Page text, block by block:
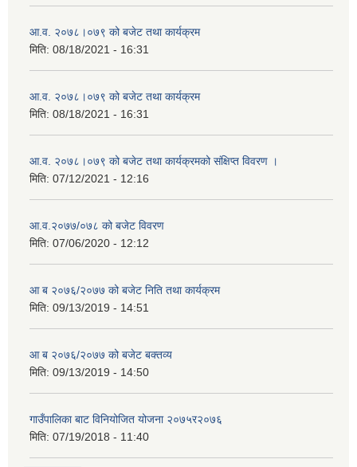
आ.व. २०७८।०७९ को बजेट तथा कार्यक्रम
मिति: 08/18/2021 - 16:31
आ.व. २०७८।०७९ को बजेट तथा कार्यक्रम
मिति: 08/18/2021 - 16:31
आ.व. २०७८।०७९ को बजेट तथा कार्यक्रमको संक्षिप्त विवरण ।
मिति: 07/12/2021 - 12:16
आ.व.२०७७/०७८ को बजेट विवरण
मिति: 07/06/2020 - 12:12
आ ब २०७६/२०७७ को बजेट निति तथा कार्यक्रम
मिति: 09/13/2019 - 14:51
आ ब २०७६/२०७७ को बजेट बक्तव्य
मिति: 09/13/2019 - 14:50
गाउँपालिका बाट विनियोजित योजना २०७५र२०७६
मिति: 07/19/2018 - 11:40